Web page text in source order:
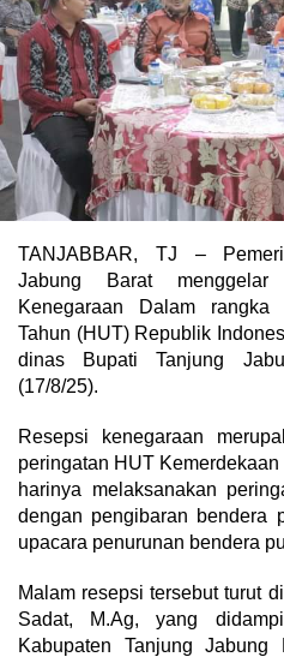
TANJABBAR, TJ –
Jabung Barat
Kenegaraan Dalam
Tahun (HUT) Republik
dinas Bupati Tanjung
(17/8/25).
Resepsi kenegaraan
peringatan HUT
harinya melaksanakan
dengan pengibaran bendera
upacara penurunan bendera
Malam resepsi tersebut turut
Sadat, M.Ag, yang
Kabupaten Tanjung